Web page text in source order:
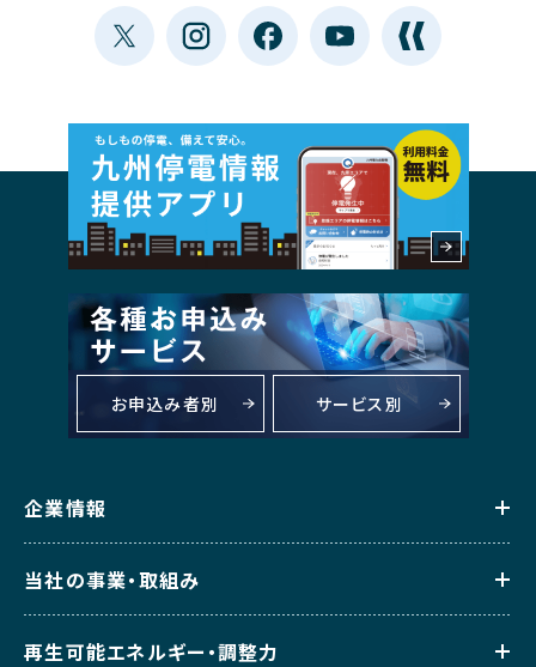
お申込み者別 サービス別
企業情報
当社の事業・取組み
再生可能エネルギー・調整力